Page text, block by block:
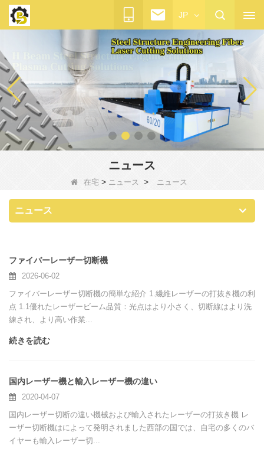
JP
ニュース
在宅 > ニュース > ニュース
ニュース
ファイバーレーザー切断機
2026-06-02
ファイバーレーザー切断機の簡単な紹介 1.繊維レーザーの打抜き機の利
点 1.1優れたレーザービーム品質：光点はより小さく、切断線はより洗
練され、より高い作業...
続きを読む
国内レーザー機と輸入レーザー機の違い
2020-04-07
国内レーザー切断の違い機械および輸入されたレーザーの打抜き機 レ
ーザー切断機はによって発明されました西部の国では、自宅の多くのバ
イヤーも輸入レーザー切...